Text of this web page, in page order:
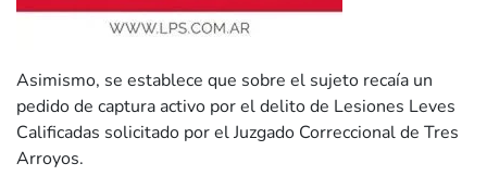
Asimismo, se establece que sobre el sujeto recaía un
pedido de captura activo por el delito de Lesiones Leves
Calificadas solicitado por el Juzgado Correccional de Tres
Arroyos.